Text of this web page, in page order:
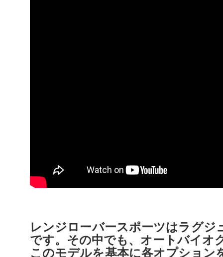
レンジローバースポーツはラグ
です。その中でも、オートバイオ
このモデルを基本に各オプション